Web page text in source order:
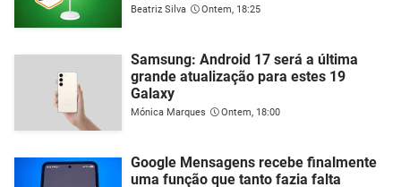
Beatriz Silva Ontem, 18:25
Samsung: Android 17 será a última
grande atualização para estes 19
Galaxy
Mónica Marques Ontem, 18:00
Google Mensagens recebe finalmente
uma função que tanto fazia falta